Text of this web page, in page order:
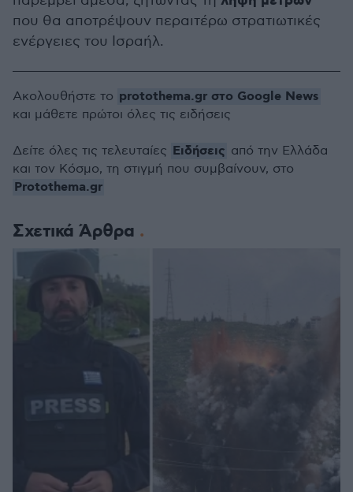
που θα αποτρέψουν περαιτέρω στρατιωτικές
ενέργειες του Ισραήλ.
Σχετικά Άρθρα
Ακολουθήστε το protothema.gr στο Google News
και μάθετε πρώτοι όλες τις ειδήσεις
Δείτε όλες τις τελευταίες Ειδήσεις από την Ελλάδα
και τον Κόσμο, τη στιγμή που συμβαίνουν, στο
Protothema.gr